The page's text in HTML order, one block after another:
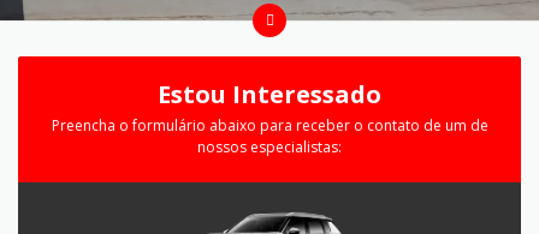
Estou Interessado
Preencha o formulário abaixo para receber o contato de um de
nossos especialistas: